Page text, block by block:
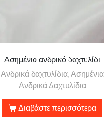
Ασημένιο ανδρικό δαχτυλίδι
Ανδρικά δαχτυλίδια, Ασημένια
Ανδρικά Δαχτυλίδια
Διαβάστε περισσότερα